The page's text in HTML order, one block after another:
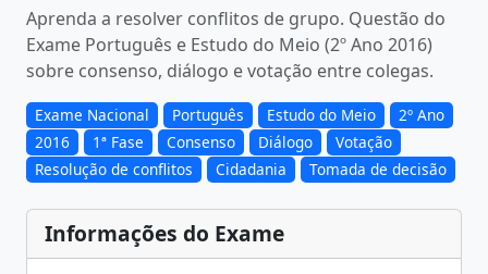
Aprenda a resolver conflitos de grupo. Questão do
Exame Português e Estudo do Meio (2º Ano 2016)
sobre consenso, diálogo e votação entre colegas.
Exame Nacional Português Estudo do Meio
2º Ano
2016
1ª Fase Consenso Diálogo
Votação
Resolução de conflitos
Cidadania Tomada de decisão
Informações do Exame